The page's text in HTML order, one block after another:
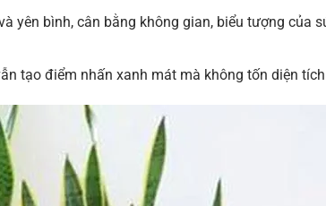
yên bình, cân bằng không gian, biểu tượng của
tạo điểm nhấn xanh mát mà không tốn diện